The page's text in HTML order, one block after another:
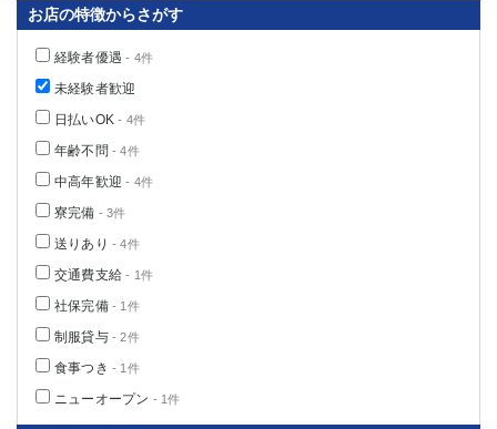
お店の特徴からさがす
経験者優遇 - 4件
未経験者歓迎
日払いOK - 4件
年齢不問 - 4件
中高年歓迎 - 4件
寮完備 - 3件
送りあり - 4件
交通費支給 - 1件
社保完備- 1件
制服貸与- 2件
食事つき - 1件
ニューオープン - 1件